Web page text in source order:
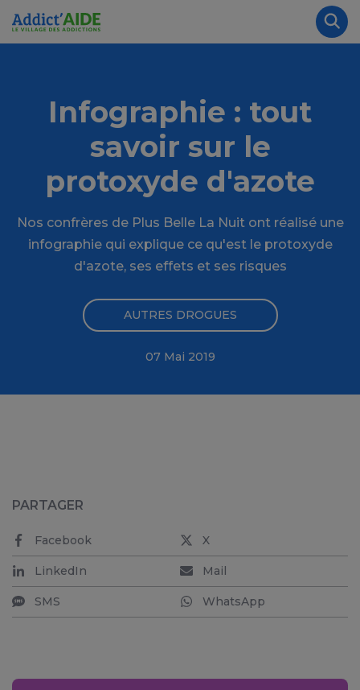
Aller au contenu principal
Infographie : tout
savoir sur le
protoxyde d'azote
Nos confrères de Plus Belle La Nuit ont réalisé une
infographie qui explique ce qu'est le protoxyde
d'azote, ses effets et ses risques
AUTRES DROGUES
07 Mai 2019
PARTAGER
Facebook X
LinkedIn Mail
SMS WhatsApp
Panneau de gestion des cookies